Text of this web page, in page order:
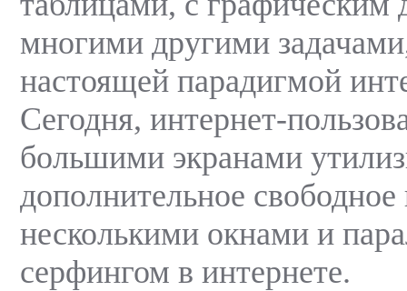
многими другими
настоящей парадигмой
Сегодня, интернет-
большими экранами
дополнительное свободное
несколькими окнами и
серфингом в интернете.